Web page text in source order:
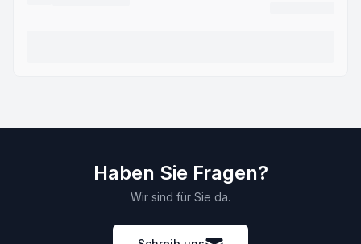
Haben Sie Fragen?
Wir sind für Sie da.